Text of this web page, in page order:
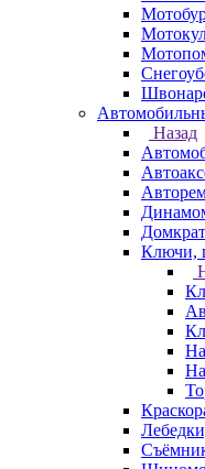
Назад
Ключи,